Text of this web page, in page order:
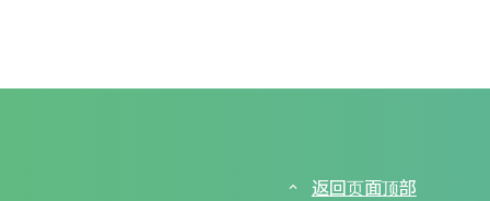
返回页面顶部